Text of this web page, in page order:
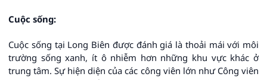
Cuộc sống:
Cuộc sống tại Long Biên được đánh giá là thoải mái với môi
trường sống xanh, ít ô nhiễm hơn những khu vực khác ở
trung tâm. Sự hiện diện của các công viên lớn như Công viên